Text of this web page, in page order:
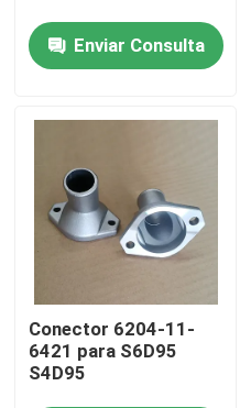
Visita a la fábrica
Control de calidad
Contáctenos
descargar
Enviar Consulta
Conector 6204-11-
6421 para S6D95
S4D95